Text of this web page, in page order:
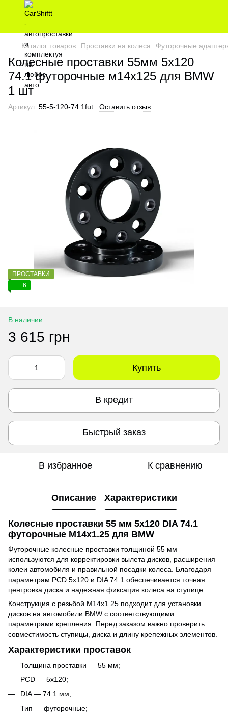
Каталог товаров Проставки на колеса Футорочные
Колесные проставки 55мм 5х120
74.1 футорочные м14х125 для BMW
1 шт
Артикул: 55-5-120-74.1fut Оставить отзыв
ПРОСТАВКИ
6
В наличии
3 615 грн
Купить
В кредит
Быстрый заказ
В избранное К сравнению
Описание Характеристики
Колесные проставки 55 мм 5x120 DIA 74.1
футорочные M14x1.25 для BMW
Футорочные колесные проставки толщиной 55 мм
используются для корректировки вылета дисков, расширения
колеи автомобиля и правильной посадки колеса. Благодаря
параметрам PCD 5x120 и DIA 74.1 обеспечивается точная
центровка диска и надежная фиксация колеса на ступице.
Конструкция с резьбой M14x1.25 подходит для установки
дисков на автомобили BMW с соответствующими
параметрами крепления. Перед заказом важно проверить
совместимость ступицы, диска и длину крепежных элементов.
Характеристики проставок
Толщина проставки — 55 мм;
PCD — 5x120;
DIA — 74.1 мм;
Тип — футорочные;